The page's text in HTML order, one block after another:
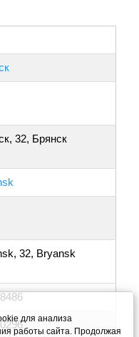
32, Брянск
32, Bryansk
для анализа
работы сайта. Продолжая